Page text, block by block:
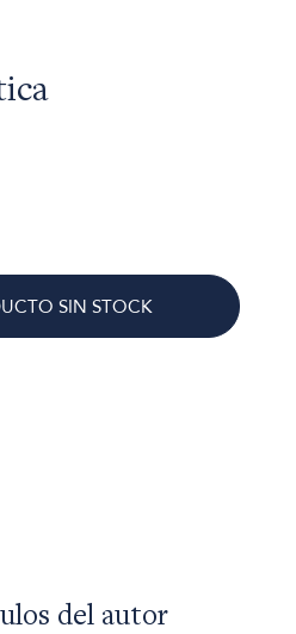
SIN STOCK
del autor